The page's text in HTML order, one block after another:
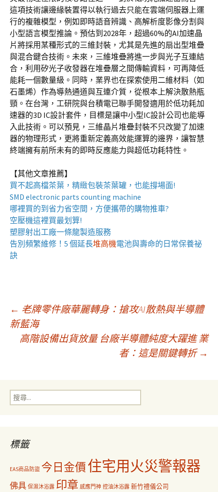
這項技術讓邊緣裝置得以執行過去只能在雲端伺服器上運
行的複雜模型，例如即時語音辨識、高解析度影像分割與
小型語言模型推論。預估到2028年，超過60%的AI加速晶
片將採用某種形式的三維封裝，尤其是先進的扇出型堆疊
與混合鍵合技術。未來，三維堆疊將進一步與光子互連結
合，利用矽光子收發器在堆疊層之間傳輸資料，可再降低
能耗一個數量級。同時，業界也在探索使用二維材料（如
石墨烯）作為導熱通道與互連介質，從根本上解決散熱瓶
頸。在台灣，工研院與台積電已聯手開發適用於低功耗加
速器的3D IC設計套件，目標是讓中小型IC設計公司也能導
入此技術。可以預見，三維晶片堆疊封裝不只改變了加速
器的物理形式，更將重新定義高效能運算的邊界，讓智慧
終端擁有前所未有的即時反應能力與超低功耗特性。
【其他文章推薦】
買不起高檔茶葉，精緻包裝茶葉罐 ，也能撐場面!
SMD electronic parts counting machine
哪裡買的到省力省空間，方便攜帶的購物推車?
空壓機這裡買最划算!
塑膠射出工廠一條龍製造服務
告別頻繁維修！5 個延長堆高機電池與壽命的日常保養祕
訣
文
章
覽
← 老牌零件廠華麗轉身：搶攻AI散熱與半導體
新藍海
高階設備出貨放量 台廠半導體純度大躍進 業
者：這是關鍵轉折 →
搜
尋
標籤
EAS商品防盜 今日金價住宅用火災警報器
佛具 保濕沐浴露 印章 感應門神 控油沐浴露 新竹禮儀公司